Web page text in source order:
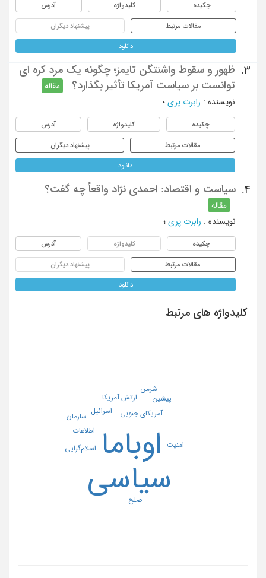
چکیده کلیدواژه آدرس
مقالات مرتبط پیشنهاد دیگران
دانلود
3.
ظهور و سقوط واشنتگن تایمز؛ چگونه یک مرد کره ای
توانست بر سیاست آمریکا تأثیر بگذارد؟
مقاله
نویسنده : رابرت پری ؛
چکیده کلیدواژه آدرس
مقالات مرتبط پیشنهاد دیگران
دانلود
4. سیاست و اقتصاد: احمدی نژاد واقعاً چه گفت؟
مقاله
نویسنده : رابرت پری ؛
چکیده کلیدواژه آدرس
مقالات مرتبط پیشنهاد دیگران
دانلود
کلیدواژه های مرتبط
اوباما
سیاسی
آمریکای جنوبی
ارتش آمریکا
اسرائیل
اسلام‌گرایی
اطلاعات
امنیت
پیشین
سازمان
شرمن
صلح